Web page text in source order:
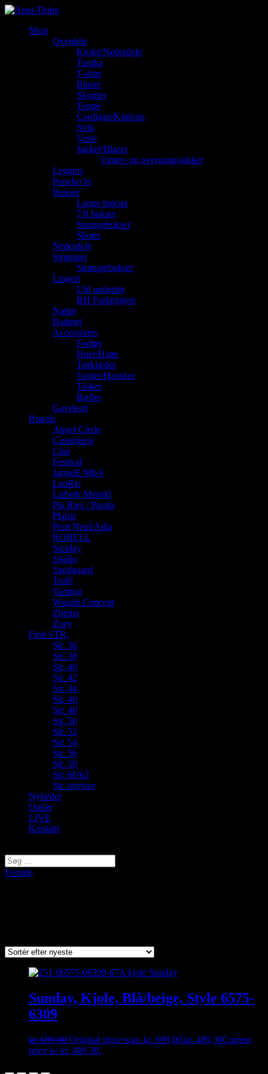
Shop
Overdele
Kjoler/Nederdele
Tunika
T-shirt
Bluser
Skjorter
Toppe
Cardigan/Kimono
Strik
Veste
Jakker/Blazer
Vinter- og overgangsjakker
Leggins
Poncho’er
Bukser
Lange bukser
7/8 bukser
Stumpebukser
Shorts
Nederdele
Strømper
Strømpebukser
Lingeri
Uld undertøj
BH Forlængere
Nattøj
Badetøj
Accessories
Fodtøj
Huer/Hatte
Tørklæder
Vanter/Hansker
Tasker
Bælter
Gavekort
Brands
Angel Circle
Cassiopeia
Ciso
Festival
JanneK/MbA
LauRie
Lisbeth Merrild
Pia Ries / Pianta
Plaisir
Pont Neuf/Adia
ROBELL
Sunday
Studio
Sandgaard
Trofé
Vanting
Wasabi Concept
Zhenzi
Zoey
Find STR.
Str. 36
Str. 38
Str. 40
Str. 42
Str. 44
Str. 46
Str. 48
Str. 50
Str. 52
Str. 54
Str. 56
Str. 58
Str. 60/62
Str. onesize
Nyheder
Outlet
LIVE
Kontakt
Forside
Sunday, Kjole, Blå/beige, Style 6575-
6309
kr.699,00 Original price was: kr. 699,00.kr. 489,30Current
price is: kr. 489,30.